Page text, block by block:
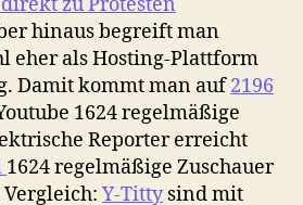
zu Protesten
hinaus begreift man
eher als Hosting-Plattform
Damit kommt man auf2196
1624 regelmäßige
Reporter erreicht
1624 regelmäßige Zuschauer
Vergleich: Y-Tittysind mit